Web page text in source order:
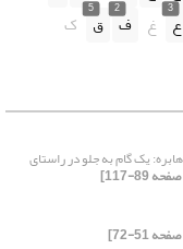
3
ع غ
2
ف
5
ق ک
یک گام به جلو در راستای